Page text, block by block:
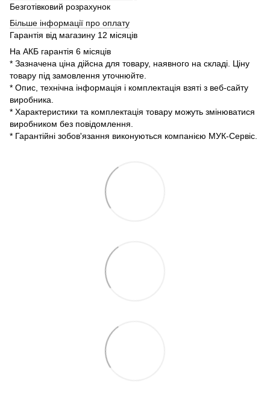
Безготівковий розрахунок
Більше інформації про оплату
Гарантія від магазину 12 місяців
На АКБ гарантія 6 місяців
* Зазначена ціна дійсна для товару, наявного на складі. Ціну
товару під замовлення уточнюйте.
* Опис, технічна інформація і комплектація взяті з веб-сайту
виробника.
* Характеристики та комплектація товару можуть змінюватися
виробником без повідомлення.
* Гарантійні зобов'язання виконуються компанією МУК-Сервіс.